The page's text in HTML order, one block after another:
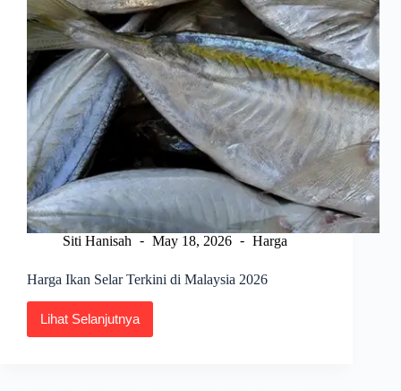
Siti Hanisah May 18, 2026 Harga
Harga Ikan Selar Terkini di Malaysia 2026
Lihat Selanjutnya
Harga
Ikan